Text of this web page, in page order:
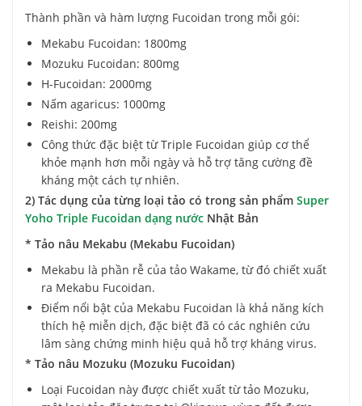
Thành phần và hàm lượng Fucoidan trong mỗi gói:
Mekabu Fucoidan: 1800mg
Mozuku Fucoidan: 800mg
H-Fucoidan: 2000mg
Nấm agaricus: 1000mg
Reishi: 200mg
Công thức đặc biệt từ Triple Fucoidan giúp cơ thể
khỏe mạnh hơn mỗi ngày và hỗ trợ tăng cường đề
kháng một cách tự nhiên.
2) Tác dụng của từng loại tảo có trong sản phẩm Super
Yoho Triple Fucoidan dạng nước Nhật Bản
* Tảo nâu Mekabu (Mekabu Fucoidan)
Mekabu là phần rễ của tảo Wakame, từ đó chiết xuất
ra Mekabu Fucoidan.
Điểm nổi bật của Mekabu Fucoidan là khả năng kích
thích hệ miễn dịch, đặc biệt đã có các nghiên cứu
lâm sàng chứng minh hiệu quả hỗ trợ kháng virus.
* Tảo nâu Mozuku (Mozuku Fucoidan)
Loại Fucoidan này được chiết xuất từ tảo Mozuku,